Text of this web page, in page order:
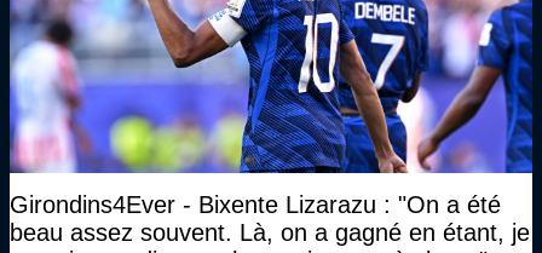
Girondins4Ever - Bixente Lizarazu : "On a été
beau assez souvent. Là, on a gagné en étant, je